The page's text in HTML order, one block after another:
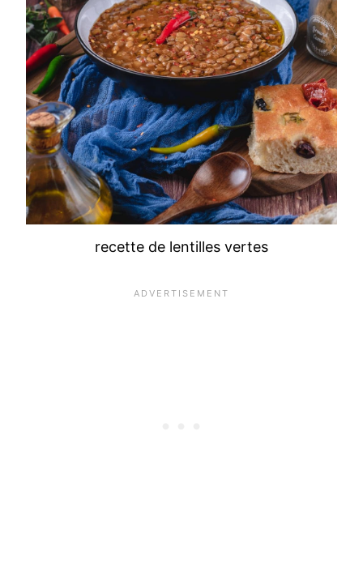
recette de lentilles vertes